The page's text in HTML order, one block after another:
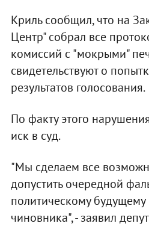
Криль сообщил, что на
Центр" собрал все
комиссий с "мокрыми"
свидетельствуют о
результатов голосования.
По факту этого
иск в суд.
"Мы сделаем все
допустить очередной
политическому будущему
чиновника", - заявил